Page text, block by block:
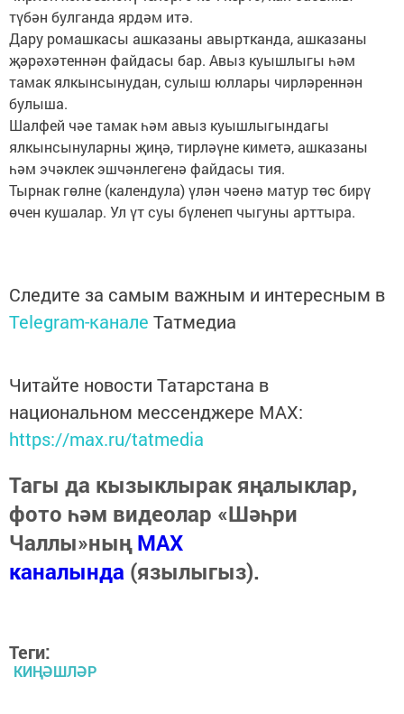
түбән булганда ярдәм итә.
Дару ромашкасы ашказаны авыртканда, ашказаны
җәрәхәтеннән файдасы бар. Авыз куышлыгы һәм
тамак ялкынсынудан, сулыш юллары чирләреннән
булыша.
Шалфей чәе тамак һәм авыз куышлыгындагы
ялкынсынуларны җиңә, тирләүне киметә, ашказаны
һәм эчәклек эшчәнлегенә файдасы тия.
Тырнак гөлне (календула) үлән чәенә матур төс бирү
өчен кушалар. Ул үт суы бүленеп чыгуны арттыра.
Следите за самым важным и интересным в
Telegram-канале Татмедиа
Читайте новости Татарстана в
национальном мессенджере MАХ:
https://max.ru/tatmedia
Тагы да кызыклырак яңалыклар,
фото һәм видеолар «Шәһри
Чаллы»ныңMAX
каналында (язылыгыз).
Теги:
КИҢӘШЛӘР